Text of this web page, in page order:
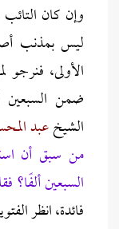
وإن كان
ليس بمذنب
الأولى،
ضمن السبعين
الشيخعبد
من سبق أن
السبعين ألفًا؟
فائدة، انظر